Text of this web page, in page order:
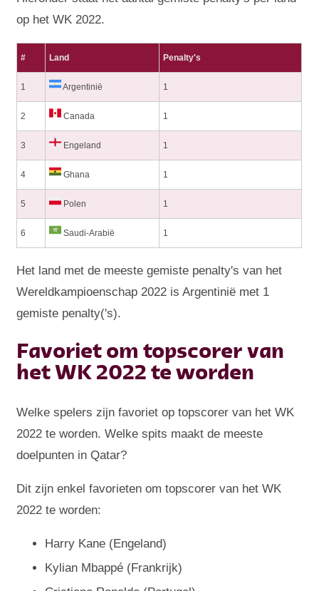
op het WK 2022.
# Land Penalty's
1 Argentinië 1
2 Canada 1
3 Engeland 1
4 Ghana 1
5 Polen 1
6 Saudi-Arabië 1
Het land met de meeste gemiste penalty's van het
Wereldkampioenschap 2022 is Argentinië met 1
gemiste penalty('s).
Favoriet om topscorer van
het WK 2022 te worden
Welke spelers zijn favoriet op topscorer van het WK
2022 te worden. Welke spits maakt de meeste
doelpunten in Qatar?
Dit zijn enkel favorieten om topscorer van het WK
2022 te worden:
Harry Kane (Engeland)
Kylian Mbappé (Frankrijk)